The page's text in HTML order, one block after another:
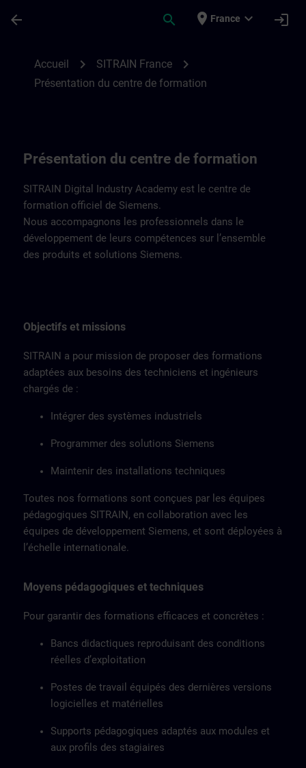
arrow_back search place France expand_more login
Accueil chevron_right SITRAIN France chevron_right
Présentation du centre de formation
Présentation du centre de formation
SITRAIN Digital Industry Academy est le centre de
formation officiel de Siemens.
Nous accompagnons les professionnels dans le
développement de leurs compétences sur l’ensemble
des produits et solutions Siemens.
Objectifs et missions
SITRAIN a pour mission de proposer des formations
adaptées aux besoins des techniciens et ingénieurs
chargés de :
Intégrer des systèmes industriels
Programmer des solutions Siemens
Maintenir des installations techniques
Toutes nos formations sont conçues par les équipes
pédagogiques SITRAIN, en collaboration avec les
équipes de développement Siemens, et sont déployées à
l’échelle internationale.
Moyens pédagogiques et techniques
Pour garantir des formations efficaces et concrètes :
Bancs didactiques reproduisant des conditions
réelles d’exploitation
Postes de travail équipés des dernières versions
logicielles et matérielles
Supports pédagogiques adaptés aux modules et
aux profils des stagiaires